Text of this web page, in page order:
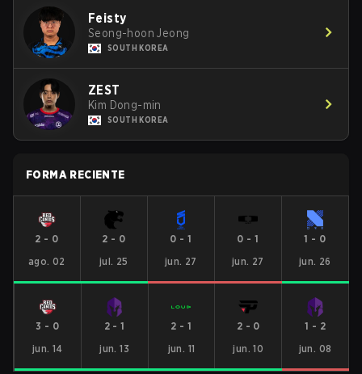
Feisty
Seong-hoon Jeong
SOUTH KOREA
ZEST
Kim Dong-min
SOUTH KOREA
FORMA RECIENTE
2 - 0
ago. 02
2 - 0
jul. 25
0 -1
jun. 27
0 -1
jun. 27
1 - 0
jun. 26
3 - 0
jun. 14
2 -1
jun. 13
2 -1
jun. 11
2 - 0
jun. 10
1 - 2
jun. 08